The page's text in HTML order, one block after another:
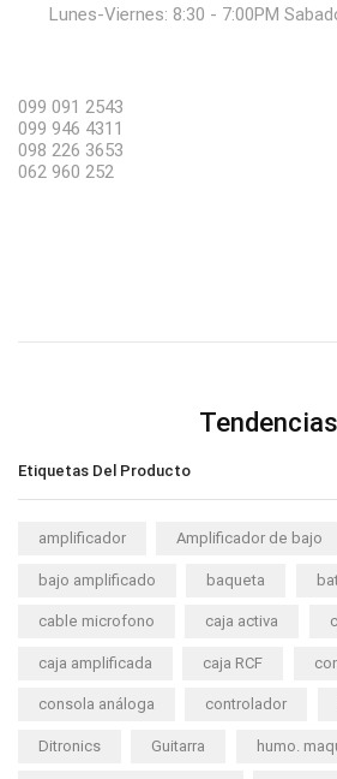
Lunes-Viernes: 8:30 - 7:00PM
099 091 2543
099 946 4311
098 226 3653
062 960 252
Tendencias
Etiquetas Del Producto
amplificador Amplificador de bajo
bajo amplificado baqueta
cable microfono caja activa
caja amplificada caja RCF
consola análoga controlador
Ditronics Guitarra humo.